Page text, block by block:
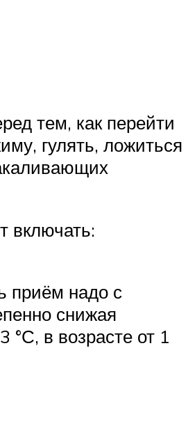
тем, как перейти
гулять, ложиться
включать:
приём надо с
снижая
°С, в возрасте от 1